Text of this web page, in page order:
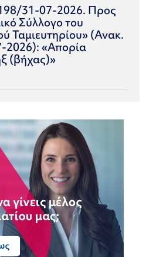
31-07-2026. Προς
Σύλλογο του
Ταμιευτηρίου» (Ανακ.
«Απορία
(βήχας)»